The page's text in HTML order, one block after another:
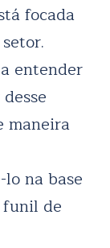
focada
entender
maneira
na base
funil de